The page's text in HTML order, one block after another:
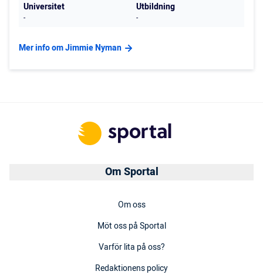
Universitet
-
Utbildning
-
Mer info om Jimmie Nyman
Om Sportal
Om oss
Möt oss på Sportal
Varför lita på oss?
Redaktionens policy